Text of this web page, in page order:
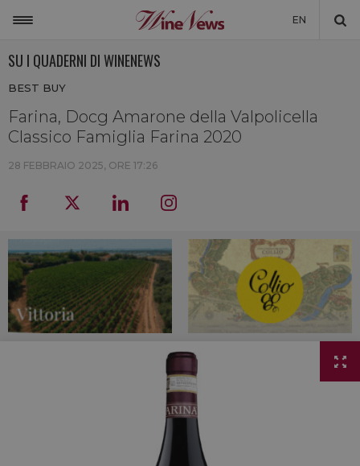
EN
NON SOLO VINO
WINENEWS TV
SU I QUADERNI DI WINENEWS
BEST BUY
Farina, Docg Amarone della Valpolicella
Classico Famiglia Farina 2020
28 FEBBRAIO 2025, ORE 17:26